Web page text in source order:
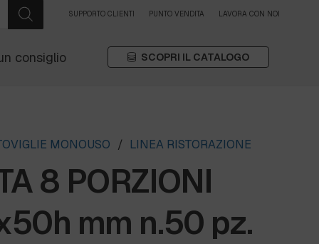
SUPPORTO CLIENTI PUNTO VENDITA LAVORA CON NOI
consiglio SCOPRI IL CATALOGO
MONOUSO / LINEA RISTORAZIONE
8 PORZIONI
mm n.50 pz.